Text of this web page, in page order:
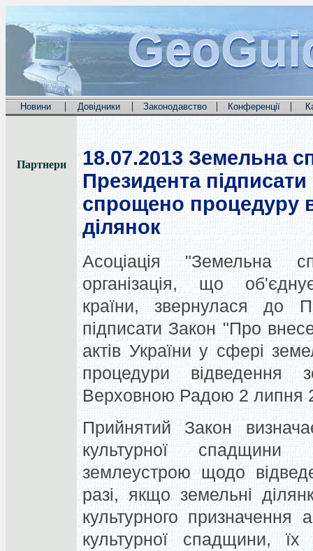
Новини | Довідники | Законодавство | Конференції |
Партнери 18.07.2013 Земельна
Президента
спрощено процедуру
ділянок
Асоціація "Земельна
організація, що
країни, звернулася до
підписати Закон "Про
актів України у сфері
процедури відведення
Верховною Радою 2 липня
Прийнятий Закон
культурної спадщини
землеустрою щодо
разі, якщо земельні
культурного
культурної спадщини,